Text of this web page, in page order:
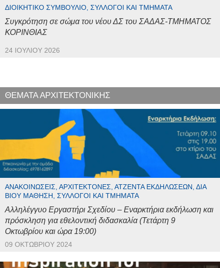
ΔΙΟΙΚΗΤΙΚΌ ΣΥΜΒΟΎΛΙΟ, ΣΎΛΛΟΓΟΙ ΚΑΙ ΤΜΉΜΑΤΑ
Συγκρότηση σε σώμα του νέου ΔΣ του ΣΑΔΑΣ-ΤΜΗΜΑΤΟΣ
ΚΟΡΙΝΘΙΑΣ
24 ΙΟΥΛΊΟΥ 2026
ΘΕΜΑΤΑ ΑΡΧΙΤΕΚΤΟΝΙΚΗΣ
ΑΝΑΚΟΙΝΏΣΕΙΣ, ΑΡΧΙΤΈΚΤΟΝΕΣ, ΑΤΖΈΝΤΑ ΕΚΔΗΛΏΣΕΩΝ, ΔΙΆ
ΒΊΟΥ ΜΆΘΗΣΗ, ΣΎΛΛΟΓΟΙ ΚΑΙ ΤΜΉΜΑΤΑ
Αλληλέγγυο Εργαστήρι Σχεδίου – Εναρκτήρια εκδήλωση και
πρόσκληση για εθελοντική διδασκαλία (Τετάρτη 9
Οκτωβρίου και ώρα 19:00)
09 ΟΚΤΩΒΡΊΟΥ 2024